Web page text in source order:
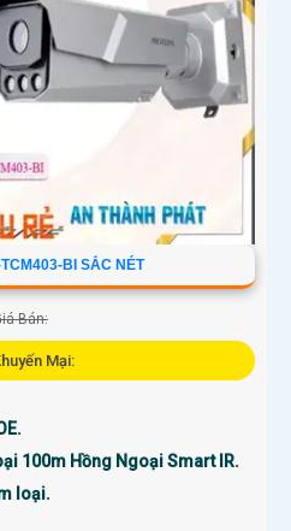
BI SẮC NÉT
Bán:
Mại:
100m Hồng Ngoại Smart IR.
loại.